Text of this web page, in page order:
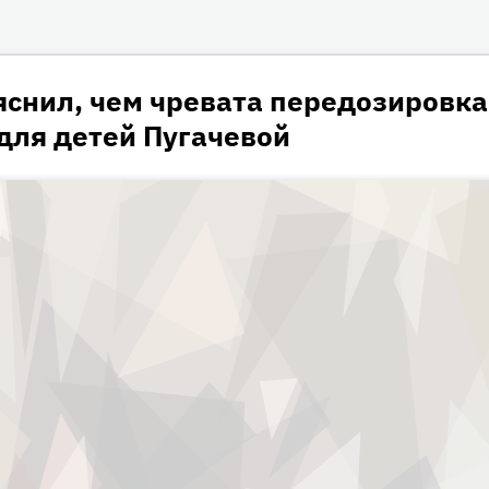
факты
чем чревата передозировка
детей Пугачевой